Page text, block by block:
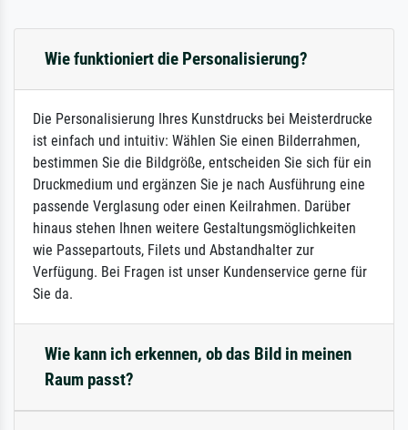
Wie funktioniert die Personalisierung?
Die Personalisierung Ihres Kunstdrucks bei Meisterdrucke
ist einfach und intuitiv: Wählen Sie einen Bilderrahmen,
bestimmen Sie die Bildgröße, entscheiden Sie sich für ein
Druckmedium und ergänzen Sie je nach Ausführung eine
passende Verglasung oder einen Keilrahmen. Darüber
hinaus stehen Ihnen weitere Gestaltungsmöglichkeiten
wie Passepartouts, Filets und Abstandhalter zur
Verfügung. Bei Fragen ist unser Kundenservice gerne für
Sie da.
Wie kann ich erkennen, ob das Bild in meinen
Raum passt?